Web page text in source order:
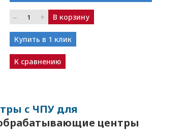
– + В корзину
Купить в 1 клик
К сравнению
с ЧПУ для
центры